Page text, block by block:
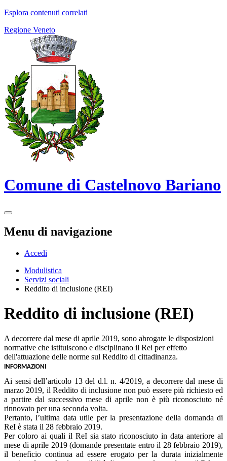
Esplora contenuti correlati
Regione Veneto
Comune di Castelnovo Bariano
Menu di navigazione
Accedi
Modulistica
Servizi sociali
Reddito di inclusione (REI)
Reddito di inclusione (REI)
A decorrere dal mese di aprile 2019, sono abrogate le disposizioni
normative che istituiscono e disciplinano il Rei per effetto
dell'attuazione delle norme sul Reddito di cittadinanza.
INFORMAZIONI
Ai sensi dell’articolo 13 del d.l. n. 4/2019, a decorrere dal mese di
marzo 2019, il Reddito di inclusione non può essere più richiesto ed
a partire dal successivo mese di aprile non è più riconosciuto né
rinnovato per una seconda volta.
Pertanto, l’ultima data utile per la presentazione della domanda di
ReI è stata il 28 febbraio 2019.
Per coloro ai quali il ReI sia stato riconosciuto in data anteriore al
mese di aprile 2019 (domande presentate entro il 28 febbraio 2019),
il beneficio continua ad essere erogato per la durata inizialmente